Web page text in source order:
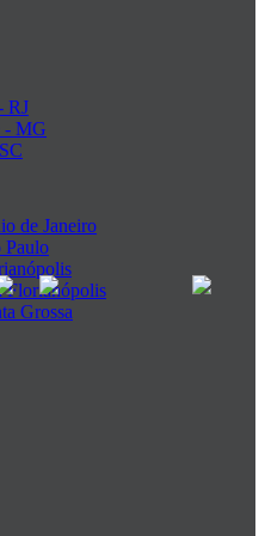
RJ
- MG
de Janeiro
Paulo
Florianópolis
Grossa